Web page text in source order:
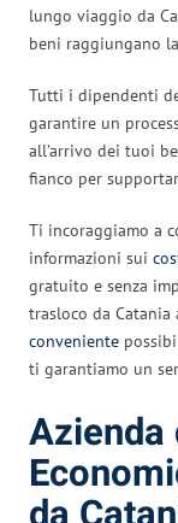
lungo viaggio da
beni raggiungano
Tutti i dipendenti
garantire un
all’arrivo dei tuoi
fianco per
Ti incoraggiamo a
informazioni sui
gratuito e senza
trasloco da
conveniente
ti garantiamo un
Azienda